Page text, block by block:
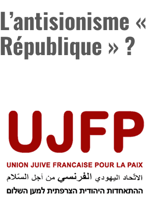
L’antisionisme
République » ?